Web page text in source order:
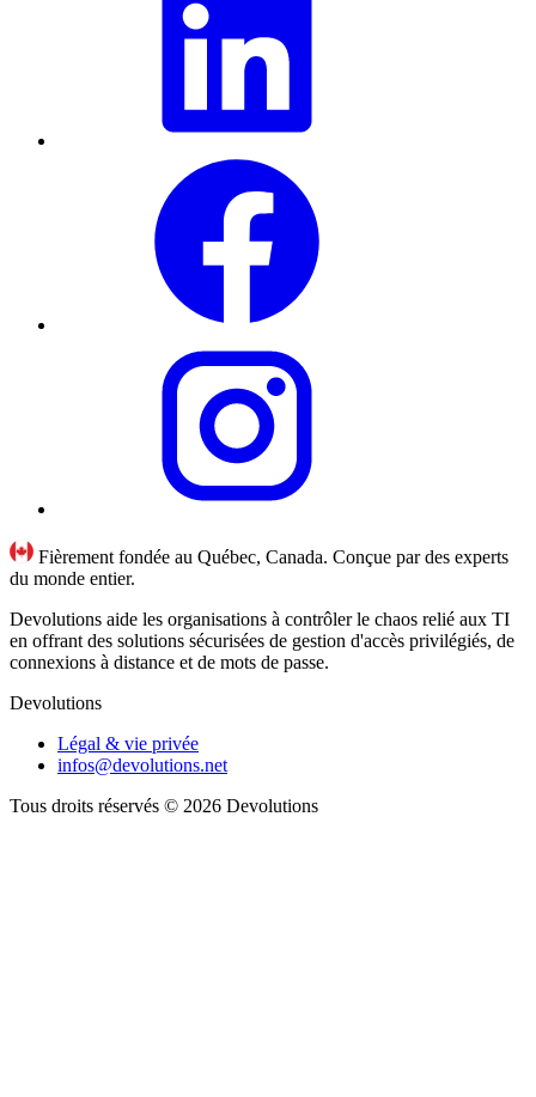
Fièrement fondée au Québec, Canada. Conçue par des experts
du monde entier.
Devolutions aide les organisations à contrôler le chaos relié aux TI
en offrant des solutions sécurisées de gestion d'accès privilégiés, de
connexions à distance et de mots de passe.
Devolutions
Légal & vie privée
infos@devolutions.net
Tous droits réservés © 2026 Devolutions